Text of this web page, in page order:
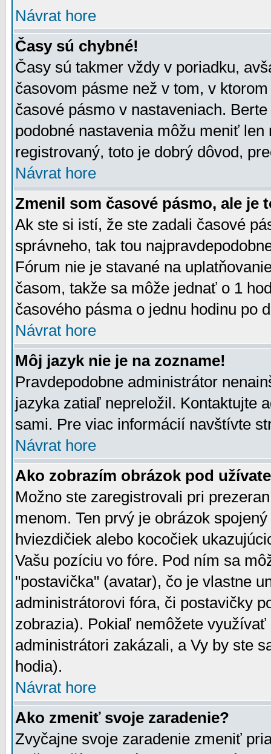
Návrat hore
Časy sú chybné!
Časy sú takmer vždy v poriadku,
časovom pásme než v tom, v
časové pásmo v nastaveniach.
podobné nastavenia môžu meniť
registrovaný, toto je dobrý dôvod,
Návrat hore
Zmenil som časové pásmo, ale je
Ak ste si istí, že ste zadali časové
správneho, tak tou
Fórum nie je stavané na
časom, takže sa môže jednať o 1
časového pásma o jednu hodinu po
Návrat hore
Môj jazyk nie je na zozname!
Pravdepodobne administrátor
jazyka zatiaľ nepreložil. Kontaktujte
sami. Pre viac informácií navštívte
Návrat hore
Ako zobrazím obrázok pod
Možno ste zaregistrovali pri
menom. Ten prvý je obrázok
hviezdičiek alebo kocočiek
Vašu pozíciu vo fóre. Pod ním sa
"postavička" (avatar), čo je vlastne
administrátorovi fóra, či postavičky
zobrazia). Pokiaľ nemôžete
administrátori zakázali, a Vy by ste
hodia).
Návrat hore
Ako zmeniť svoje zaradenie?
Zvyčajne svoje zaradenie zmeniť